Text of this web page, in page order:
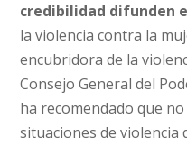
credibilidad difunden
la violencia contra la
encubridora de la
Consejo General del
ha recomendado que
situaciones de violencia